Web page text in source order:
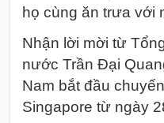
họ cùng ăn trưa với
Nhận lời mời từ
nước Trần Đại
Nam bắt đầu
Singapore từ ngày